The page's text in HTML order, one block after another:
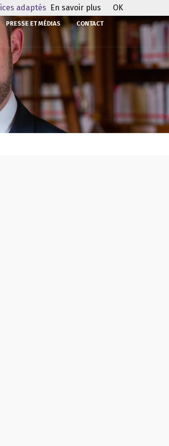
PRESSE ET MÉDIAS CONTACT
adaptés En savoir plus OK